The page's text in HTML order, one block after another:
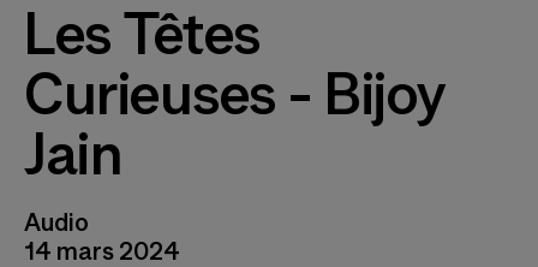
Les Têtes
Curieuses - Bijoy
Jain
Audio
14 mars 2024